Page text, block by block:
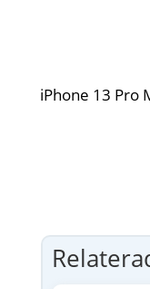
iPhone 13 Pro